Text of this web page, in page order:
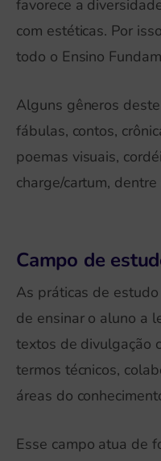
favorece a
com estéticas. Por
todo o Ensino
Alguns gêneros
fábulas, contos,
poemas visuais,
charge/cartum, dentre
Campo de
As práticas de
de ensinar o aluno a
textos de divulgação
termos técnicos,
áreas do
Esse campo atua de